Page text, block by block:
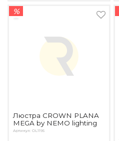
%
Люстра CROWN PLANA
MEGA by NEMO lighting
Артикул: OL1195